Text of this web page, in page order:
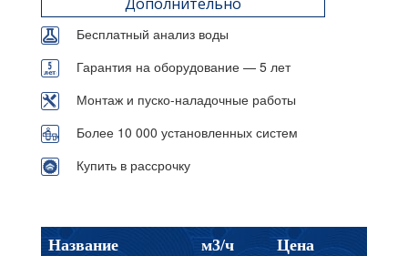
Бесплатный анализ воды
Гарантия на оборудование — 5 лет
Монтаж и пуско-наладочные работы
Более 10 000 установленных систем
Купить в рассрочку
Название м3/ч Цена